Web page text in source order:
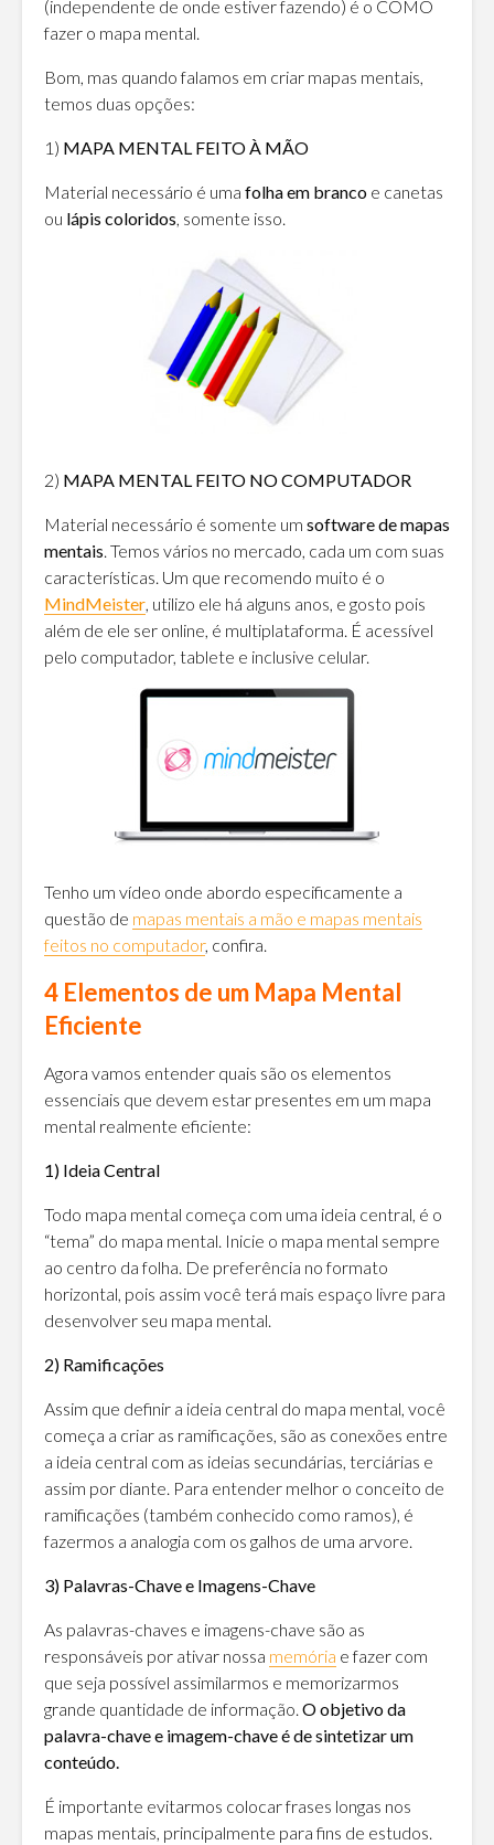
(independente de onde estiver fazendo) é o COMO
fazer o mapa mental.
Bom, mas quando falamos em criar mapas mentais,
temos duas opções:
1) MAPA MENTAL FEITO À MÃO
Material necessário é uma folha em branco e canetas
ou lápis coloridos , somente isso.
2) MAPA MENTAL FEITO NO COMPUTADOR
Material necessário é somente um software de mapas
mentais. Temos vários no mercado, cada um com suas
características. Um que recomendo muito é o
MindMeister, utilizo ele há alguns anos, e gosto pois
além de ele ser online, é multiplataforma. É acessível
pelo computador, tablete e inclusive celular.
Tenho um vídeo onde abordo especificamente a
questão de mapas mentais a mão e mapas mentais
feitos no computador, confira.
4 Elementos de um Mapa Mental
Eficiente
Agora vamos entender quais são os elementos
essenciais que devem estar presentes em um mapa
mental realmente eficiente:
1) Ideia Central
Todo mapa mental começa com uma ideia central, é o
“tema” do mapa mental. Inicie o mapa mental sempre
ao centro da folha. De preferência no formato
horizontal, pois assim você terá mais espaço livre para
desenvolver seu mapa mental.
2) Ramificações
Assim que definir a ideia central do mapa mental, você
começa a criar as ramificações, são as conexões entre
a ideia central com as ideias secundárias, terciárias e
assim por diante. Para entender melhor o conceito de
ramificações (também conhecido como ramos), é
fazermos a analogia com os galhos de uma arvore.
3) Palavras-Chave e Imagens-Chave
As palavras-chaves e imagens-chave são as
responsáveis por ativar nossa memória e fazer com
que seja possível assimilarmos e memorizarmos
grande quantidade de informação. O objetivo da
palavra-chave e imagem-chave é de sintetizar um
conteúdo.
É importante evitarmos colocar frases longas nos
mapas mentais, principalmente para fins de estudos.